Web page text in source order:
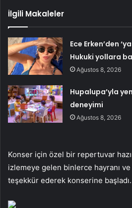
İlgili Makaleler
Ece Erken’den
Hukuki yollara
Ağustos 8, 2026
Hupalupa’yla
deneyimi
Ağustos 8, 2026
Konser için özel bir repertuvar
izlemeye gelen binlerce hayranı
teşekkür ederek konserine başladı.